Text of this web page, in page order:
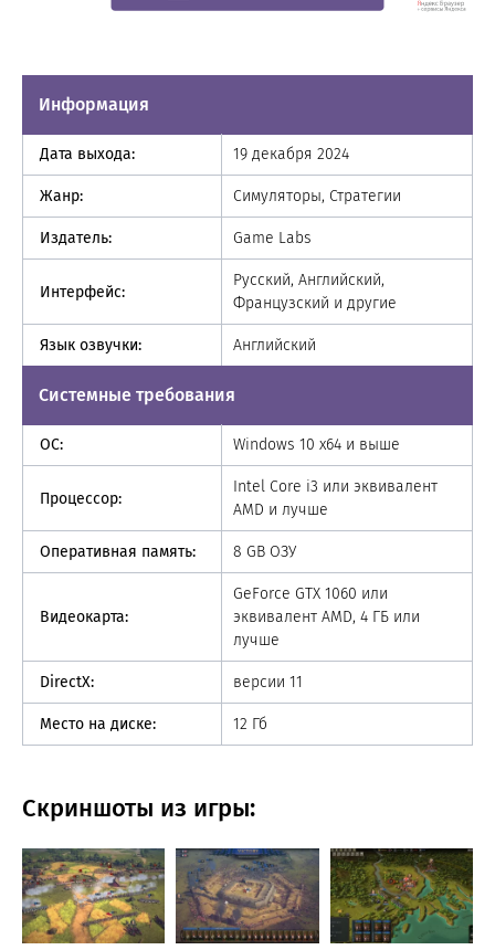
Информация
Дата выхода: 19 декабря 2024
Жанр: Симуляторы, Стратегии
Издатель: Game Labs
Интерфейс:
Русский, Английский,
Французский и другие
Язык озвучки: Английский
Системные требования
ОС: Windows 10 x64 и выше
Процессор:
Intel Core i3 или эквивалент
AMD и лучше
Оперативная память: 8 GB ОЗУ
Видеокарта:
GeForce GTX 1060 или
эквивалент AMD, 4 ГБ или
лучше
DirectX: версии 11
Место на диске: 12 Гб
Скриншоты из игры: